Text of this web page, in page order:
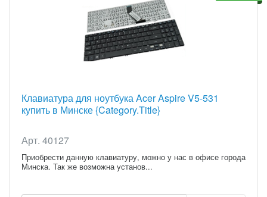
Клавиатура для ноутбука Acer Aspire V5-531
купить в Минске {Category.Title}
Арт. 40127
Приобрести данную клавиатуру, можно у нас в офисе города
Минска. Так же возможна установ...